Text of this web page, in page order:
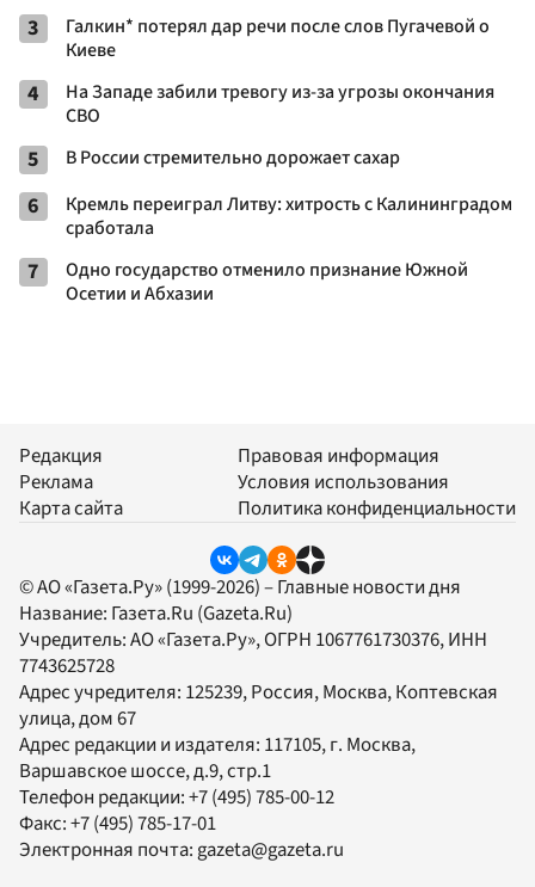
3
Галкин* потерял дар речи после слов Пугачевой о
Киеве
4
На Западе забили тревогу из-за угрозы окончания
СВО
5 В России стремительно дорожает сахар
6
Кремль переиграл Литву: хитрость с Калининградом
сработала
7
Одно государство отменило признание Южной
Осетии и Абхазии
Редакция
Реклама
Карта сайта
Правовая информация
Условия использования
Политика конфиденциальности
© АО «Газета.Ру» (1999-2026) – Главные новости дня
Название: Газета.Ru (Gazeta.Ru)
Учредитель:АО «Газета.Ру», ОГРН 1067761730376, ИНН
7743625728
Адрес учредителя: 125239, Россия, Москва, Коптевская
улица, дом 67
Адрес редакции и издателя: 117105, г. Москва,
Варшавское шоссе, д.9, стр.1
Телефон редакции:+7 (495) 785-00-12
Факс:+7 (495) 785-17-01
Электронная почта: gazeta@gazeta.ru